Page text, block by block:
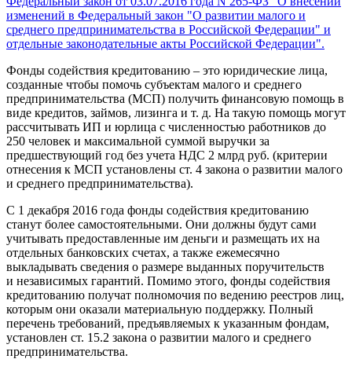
изменений в Федеральный закон "О развитии малого и
среднего предпринимательства в Российской Федерации" и
отдельные законодательные акты Российской Федерации".
Фонды содействия кредитованию – это юридические лица,
созданные чтобы помочь субъектам малого и среднего
предпринимательства (МСП) получить финансовую помощь в
виде кредитов, займов, лизинга и т. д. На такую помощь могут
рассчитывать ИП и юрлица с численностью работников до
250 человек и максимальной суммой выручки за
предшествующий год без учета НДС 2 млрд руб. (критерии
отнесения к МСП установлены ст. 4 закона о развитии малого
и среднего предпринимательства).
С 1 декабря 2016 года фонды содействия кредитованию
станут более самостоятельными. Они должны будут сами
учитывать предоставленные им деньги и размещать их на
отдельных банковских счетах, а также ежемесячно
выкладывать сведения о размере выданных поручительств
и независимых гарантий. Помимо этого, фонды содействия
кредитованию получат полномочия по ведению реестров лиц,
которым они оказали материальную поддержку. Полный
перечень требований, предъявляемых к указанным фондам,
установлен ст. 15.2 закона о развитии малого и среднего
предпринимательства.